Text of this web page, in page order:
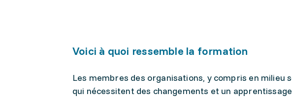
Voici à quoi ressemble la formation
Les membres des organisations, y compris en
qui nécessitent des changements et un